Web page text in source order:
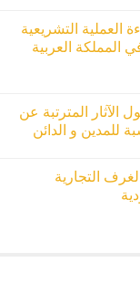
العملية التشريعية
المملكة العربية
الآثار المترتبة عن
للمدين و الدائن
التجارية